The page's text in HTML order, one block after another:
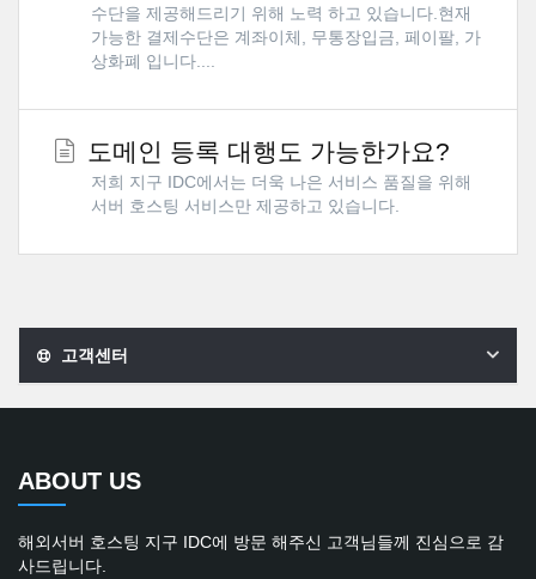
수단을 제공해드리기 위해 노력 하고 있습니다.현재
가능한 결제수단은 계좌이체, 무통장입금, 페이팔, 가
상화폐 입니다....
도메인 등록 대행도 가능한가요?
저희 지구 IDC에서는 더욱 나은 서비스 품질을 위해
서버 호스팅 서비스만 제공하고 있습니다.
고객센터
ABOUT US
해외서버 호스팅 지구 IDC에 방문 해주신 고객님들께 진심으로 감
사드립니다.